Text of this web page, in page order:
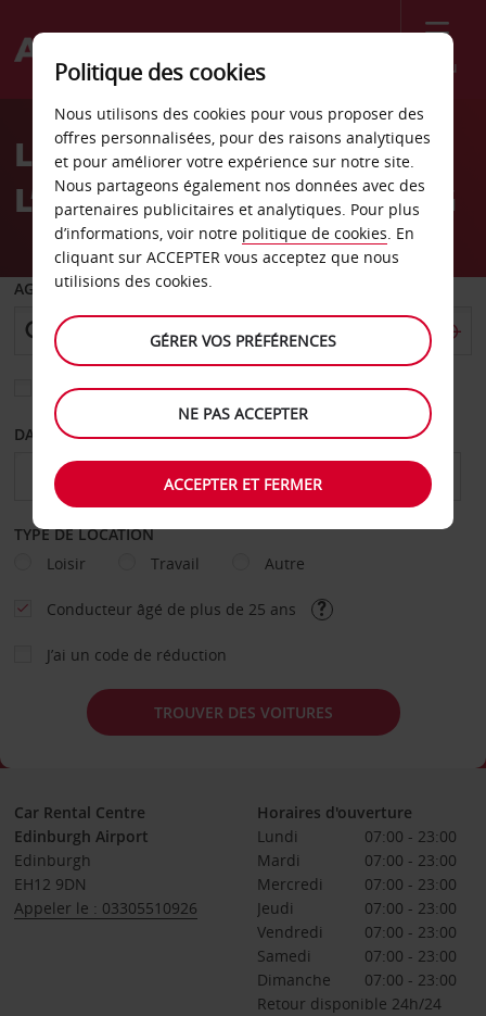
Menu
Welcome
AvisLOCATION DE VOITURE À
L’AÉROPORT D’ÉDIMBOURG
AGENCE DE DÉPART
Sélectionnez une autre agence de retour
DATE DE DÉPART DATE DE RETOUR
TYPE DE LOCATION
Loisir
Travail Autre
Conducteur âgé de plus de 25 ans
J’ai un code de réduction
TROUVER DES VOITURES
Car Rental Centre
Edinburgh Airport
Edinburgh
EH12 9DN
Appeler le : 03305510926
Horaires d'ouverture
Lundi
07:00 - 23:00
Mardi
07:00 - 23:00
Mercredi
07:00 - 23:00
Jeudi
07:00 - 23:00
Vendredi
07:00 - 23:00
Samedi
07:00 - 23:00
Dimanche
07:00 - 23:00
Retour disponible 24h/24
Politique des cookies
Nous utilisons des cookies pour vous proposer des
offres personnalisées, pour des raisons analytiques
et pour améliorer votre expérience sur notre site.
Nous partageons également nos données avec des
partenaires publicitaires et analytiques. Pour plus
d’informations, voir notre politique de cookies. En
cliquant sur ACCEPTER vous acceptez que nous
utilisions des cookies.
GÉRER VOS PRÉFÉRENCES
NE PAS ACCEPTER
ACCEPTER ET FERMER